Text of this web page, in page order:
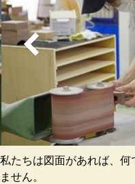
私たちは図面があれば、
ません。